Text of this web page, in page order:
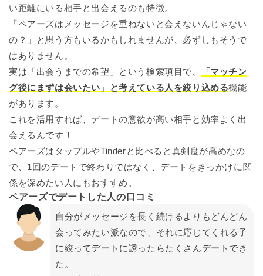
い距離にいる相手と出会えるのも特徴。
「ペアーズはメッセージを重ねないと会えないんじゃない
の？」と思う方もいるかもしれませんが、必ずしもそうで
はありません。
実は「出会うまでの希望」という検索項目で、
「マッチン
グ後にまずは会いたい」と考えている人を絞り込める機能
があります。
これを活用すれば、デートの意欲が高い相手と効率よく出
会えるんです！
ペアーズはタップルやTinderと比べると真剣度が高めなの
で、1回のデートで終わりではなく、デートをきっかけに関
係を深めたい人にもおすすめ。
ペアーズでデートした人の口コミ
自分がメッセージを長く続けるよりもどんどん
会ってみたい派なので、それに応じてくれる子
に絞ってデートに誘ったらたくさんデートでき
た。